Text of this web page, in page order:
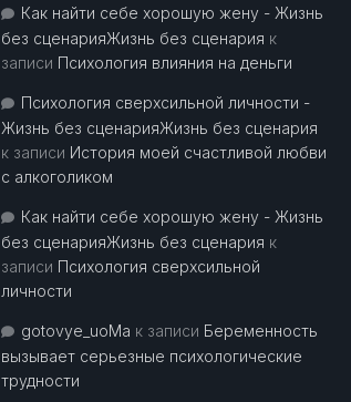
Как найти себе хорошую жену - Жизнь
без сценарияЖизнь без сценария к
записи Психология влияния на деньги
Психология сверхсильной личности -
Жизнь без сценарияЖизнь без сценария
к записи История моей счастливой любви
с алкоголиком
Как найти себе хорошую жену - Жизнь
без сценарияЖизнь без сценария к
записи Психология сверхсильной
личности
gotovye_uoMa к записи Беременность
вызывает серьезные психологические
трудности